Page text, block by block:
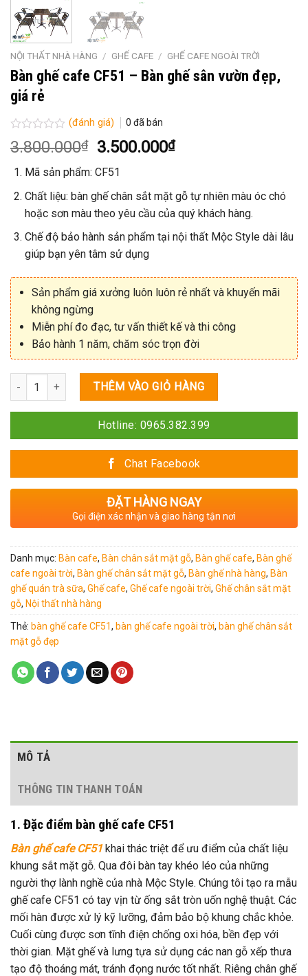
NỘI THẤT NHÀ HÀNG / GHẾ CAFE / GHẾ CAFE NGOÀI TRỜI
Bàn ghế cafe CF51 – Bàn ghế sân vườn đẹp,
giá rẻ
Được
xếp
0
sao
(đánh giá) 0 đã bán
3.800.000₫
Giá
gốc
là:
3.800.000₫.
3.500.000₫Giá
là:
3.500.000₫.
Mã sản phẩm: CF51
Chất liệu: bàn ghế chân sắt mặt gỗ tự nhiên màu óc chó
hoặc sơn màu theo yêu cầu của quý khách hàng.
Chế độ bảo hành sản phẩm tại nội thất Mộc Style dài lâu
giúp bạn yên tâm sử dụng
Sản phẩm giá xưởng luôn luôn rẻ nhất và khuyến mãi
không ngừng
Miễn phí đo đạc, tư vấn thiết kế và thi công
Bảo hành 1 năm, chăm sóc trọn đời
Số lượng THÊM VÀO GIỎ HÀNG
Hotline: 0965.382.399
Chat Facebook
ĐẶT HÀNG NGAY
Gọi điện xác nhận và giao hàng tận nơi
Danh mục: Bàn cafe, Bàn chân sắt mặt gỗ, Bàn ghế cafe, Bàn ghế
cafe ngoài trời, Bàn ghế chân sắt mặt gỗ, Bàn ghế nhà hàng, Bàn
ghế quán trà sữa, Ghế cafe, Ghế cafe ngoài trời, Ghế chân sắt mặt
gỗ, Nội thất nhà hàng
Thẻ: bàn ghế cafe CF51, bàn ghế cafe ngoài trời, bàn ghế chân sắt
mặt gỗ đẹp
MÔ TẢ
THÔNG TIN THANH TOÁN
1. Đặc điểm bàn ghế cafe CF51
Bàn ghế cafe CF51khai thác triệt để ưu điểm của chất liệu
khung sắt mặt gỗ. Qua đôi bàn tay khéo léo của những
người thợ lành nghề của nhà Mộc Style. Chúng tôi tạo ra mẫu
ghế cafe CF51 có tay vịn từ ống sắt tròn uốn nghệ thuật. Các
mối hàn được xử lý kỹ lưỡng, đảm bảo bộ khung chắc khỏe.
Cuối cùng được sơn tĩnh điện chống oxi hóa, bền đẹp với
thời gian. Mặt ghế và lưng tựa sử dụng các nan gỗ xếp thưa
tạo độ thoáng mát, tránh đọng nước tốt nhất. Riêng chân ghế